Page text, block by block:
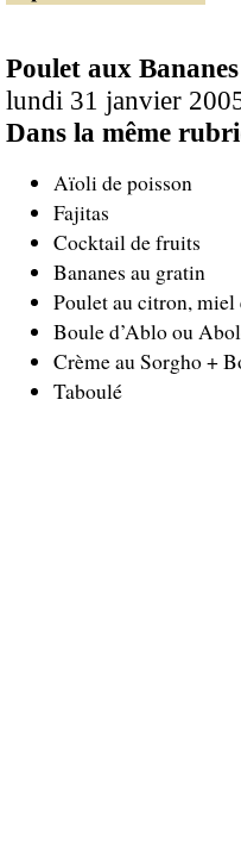
Poulet aux
lundi 31 janvier
Dans la même
Aïoli de poisson
Fajitas
Cocktail de fruits
Bananes au gratin
Poulet au citron,
Boule d’Ablo ou
Crème au Sorgho +
Taboulé